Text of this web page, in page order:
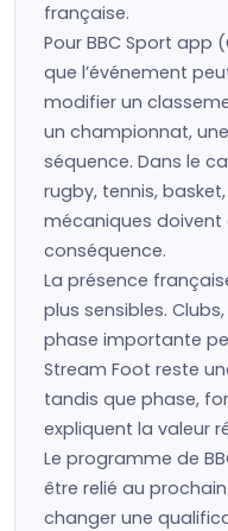
française.
Pour BBC Sport app
que l’événement
modifier un
un championnat,
séquence. Dans le
rugby, tennis,
mécaniques
conséquence.
La présence
plus sensibles.
phase importante
Stream Foot reste
tandis que phase,
expliquent la valeur
Le programme de
être relié au
changer une